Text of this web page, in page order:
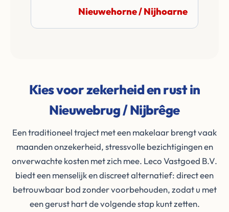
Nieuwehorne / Nijhoarne
Kies voor zekerheid en rust in
Nieuwebrug / Nijbrêge
Een traditioneel traject met een makelaar brengt vaak
maanden onzekerheid, stressvolle bezichtigingen en
onverwachte kosten met zich mee. Leco Vastgoed B.V.
biedt een menselijk en discreet alternatief: direct een
betrouwbaar bod zonder voorbehouden, zodat u met
een gerust hart de volgende stap kunt zetten.